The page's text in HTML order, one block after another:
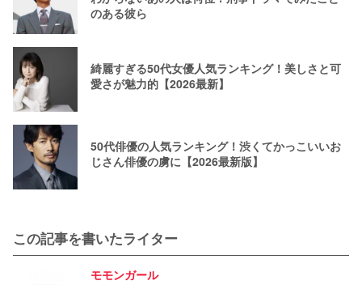
のある彼ら
綺麗すぎる50代女優人気ランキング！美しさと可
愛さが魅力的【2026最新】
50代俳優の人気ランキング！渋くてかっこいいお
じさん俳優の虜に【2026最新版】
この記事を書いたライター
モモンガール